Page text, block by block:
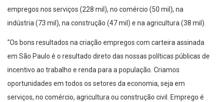
empregos nos serviços (228 mil), no comércio (50 mil), na
indústria (73 mil), na construção (47 mil) e na agricultura (38 mil).
“Os bons resultados na criação empregos com carteira assinada
em São Paulo é o resultado direto das nossas políticas públicas de
incentivo ao trabalho e renda para a população. Criamos
oportunidades em todos os setores da economia, seja em
serviços, no comércio, agricultura ou construção civil. Emprego é